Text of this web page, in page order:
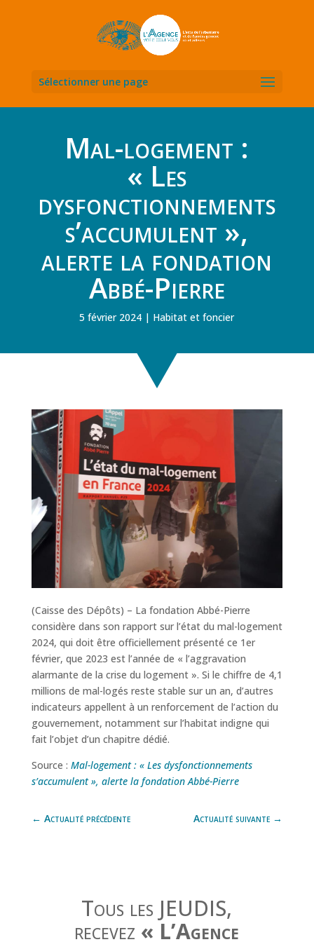
Sélectionner une page
Mal-logement :
« Les
dysfonctionnements
s’accumulent »,
alerte la fondation
Abbé-Pierre
5 février 2024 Habitat et foncier
(Caisse des Dépôts) – La fondation Abbé-Pierre
considère dans son rapport sur l’état du mal-logement
2024, qui doit être officiellement présenté ce 1er
février, que 2023 est l’année de « l’aggravation
alarmante de la crise du logement ». Si le chiffre de 4,1
millions de mal-logés reste stable sur un an, d’autres
indicateurs appellent à un renforcement de l’action du
gouvernement, notamment sur l’habitat indigne qui
fait l’objet d’un chapitre dédié.
Source : Mal-logement : « Les dysfonctionnements
s’accumulent », alerte la fondation Abbé-Pierre
← Actualité précédente Actualité suivante →
Tous les JEUDIS,
recevez « L’Agence